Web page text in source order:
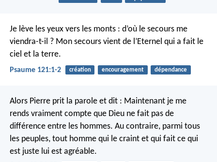
Je lève les yeux vers les monts : d’où le secours me
viendra-t-il ? Mon secours vient de l’Eternel qui a fait le
ciel et la terre.
Psaume 121:1-2 création encouragement dépendance
Alors Pierre prit la parole et dit : Maintenant je me
rends vraiment compte que Dieu ne fait pas de
différence entre les hommes. Au contraire, parmi tous
les peuples, tout homme qui le craint et qui fait ce qui
est juste lui est agréable.